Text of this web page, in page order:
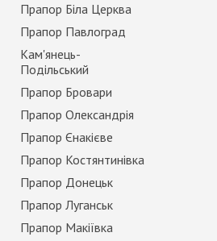
Прапор Біла Церква
Прапор Павлоград
Кам'янець-
Подільський
Прапор Бровари
Прапор Олександрія
Прапор Єнакієве
Прапор Костянтинівка
Прапор Донецьк
Прапор Луганськ
Прапор Макіївка